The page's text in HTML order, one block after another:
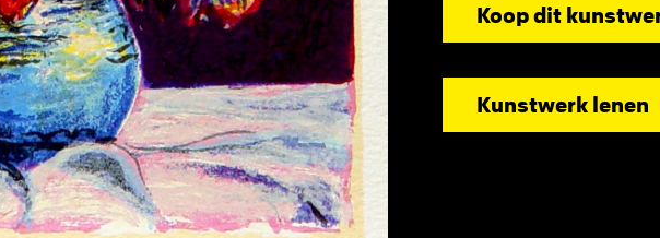
Koop dit
Kunstwerk lenen